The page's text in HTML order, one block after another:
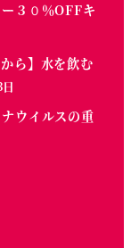
３０％OFFキ
ら】水を飲む
ウイルスの重